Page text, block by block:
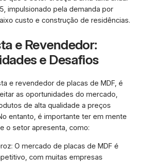
impulsionado pela demanda por
custo e construção de residências.
e Revendedor:
e Desafios
e revendedor de placas de MDF, é
as oportunidades do mercado,
de alta qualidade a preços
entanto, é importante ter em mente
o setor apresenta, como:
O mercado de placas de MDF é
com muitas empresas